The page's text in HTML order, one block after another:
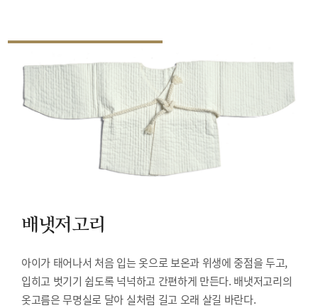
배냇저고리
아이가 태어나서 처음 입는 옷으로 보온과 위생에 중점을 두고,
입히고 벗기기 쉽도록 넉넉하고 간편하게 만든다. 배냇저고리의
옷고름은 무명실로 달아 실처럼 길고 오래 살길 바란다.